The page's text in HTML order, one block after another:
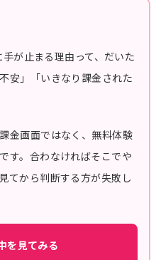
が止まる理由って、だいた
安」「いきなり課金された
金画面ではなく、無料体験
です。合わなければそこでや
てから判断する方が失敗し
を見てみる